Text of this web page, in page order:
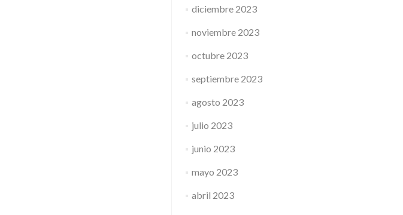
diciembre 2023
noviembre 2023
octubre 2023
septiembre 2023
agosto 2023
julio 2023
junio 2023
mayo 2023
abril 2023